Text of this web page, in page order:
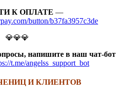
К ОПЛАТЕ —
button/b37fa3957c3de
💎💎💎
напишите в наш чат-бот
t.me/angelss_support_bot
И КЛИЕНТОВ